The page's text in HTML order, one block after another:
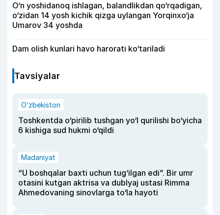
O‘n yoshidanoq ishlagan, balandlikdan qo‘rqadigan,
o‘zidan 14 yosh kichik qizga uylangan Yorqinxo‘ja
Umarov 34 yoshda
Dam olish kunlari havo harorati ko‘tariladi
Tavsiyalar
O‘zbekiston
Toshkentda o‘pirilib tushgan yo‘l qurilishi bo‘yicha
6 kishiga sud hukmi o‘qildi
Madaniyat
“U boshqalar baxti uchun tug‘ilgan edi”. Bir umr
otasini kutgan aktrisa va dublyaj ustasi Rimma
Ahmedovaning sinovlarga to‘la hayoti